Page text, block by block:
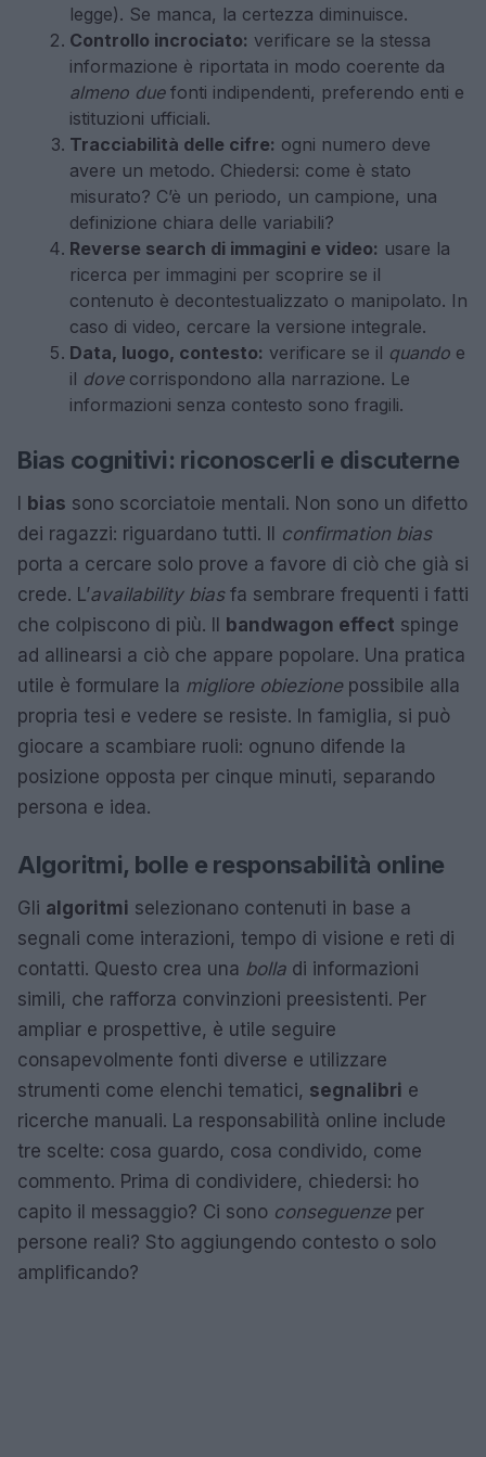
legge). Se manca, la certezza diminuisce.
Controllo incrociato: verificare se la stessa
informazione è riportata in modo coerente da
almeno duefonti indipendenti, preferendo enti e
istituzioni ufficiali.
Tracciabilità delle cifre: ogni numero deve
avere un metodo. Chiedersi: come è stato
misurato? C’è un periodo, un campione, una
definizione chiara delle variabili?
Reverse search di immagini e video: usare la
ricerca per immagini per scoprire se il
contenuto è decontestualizzato o manipolato. In
caso di video, cercare la versione integrale.
Data, luogo, contesto: verificare se il quando e
il dovecorrispondono alla narrazione. Le
informazioni senza contesto sono fragili.
Bias cognitivi: riconoscerli e discuterne
bias sono scorciatoie mentali. Non sono un difetto
dei ragazzi: riguardano tutti. Il confirmation bias
porta a cercare solo prove a favore di ciò che già si
crede. L’availability biasfa sembrare frequenti i fatti
che colpiscono di più. Il
bandwagon effect spinge
ad allinearsi a ciò che appare popolare. Una pratica
utile è formulare la migliore obiezionepossibile alla
propria tesi e vedere se resiste. In famiglia, si può
giocare a scambiare ruoli: ognuno difende la
posizione opposta per cinque minuti, separando
persona e idea.
Algoritmi, bolle e responsabilità online
Gli algoritmi selezionano contenuti in base a
segnali come interazioni, tempo di visione e reti di
contatti. Questo crea una bolla di informazioni
simili, che rafforza convinzioni preesistenti. Per
ampliar e prospettive, è utile seguire
consapevolmente fonti diverse e utilizzare
strumenti come elenchi tematici, segnalibri e
ricerche manuali. La responsabilità online include
tre scelte: cosa guardo, cosa condivido, come
commento. Prima di condividere, chiedersi: ho
capito il messaggio? Ci sono conseguenzeper
persone reali? Sto aggiungendo contesto o solo
amplificando?